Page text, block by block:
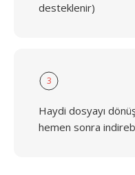
desteklenir)
3
Haydi dosyayı
hemen sonra